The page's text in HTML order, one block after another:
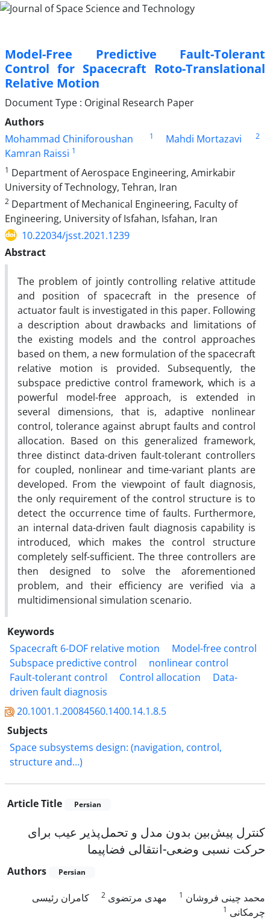
Model-Free Predictive Fault-Tolerant
Control for Spacecraft Roto-Translational
Relative Motion
Document Type : Original Research Paper
Authors
Mohammad Chiniforoushan
1 Mahdi Mortazavi 2
Kamran Raissi 1
1 Department of Aerospace Engineering, Amirkabir
University of Technology, Tehran, Iran
2 Department of Mechanical Engineering, Faculty of
Engineering, University of Isfahan, Isfahan, Iran
10.22034/jsst.2021.1239
Abstract
The problem of jointly controlling relative attitude
and position of spacecraft in the presence of
actuator fault is investigated in this paper. Following
a description about drawbacks and limitations of
the existing models and the control approaches
based on them, a new formulation of the spacecraft
relative motion is provided. Subsequently, the
subspace predictive control framework, which is a
powerful model-free approach, is extended in
several dimensions, that is, adaptive nonlinear
control, tolerance against abrupt faults and control
allocation. Based on this generalized framework,
three distinct data-driven fault-tolerant controllers
for coupled, nonlinear and time-variant plants are
developed. From the viewpoint of fault diagnosis,
the only requirement of the control structure is to
detect the occurrence time of faults. Furthermore,
an internal data-driven fault diagnosis capability is
introduced, which makes the control structure
completely self-sufficient. The three controllers are
then designed to solve the aforementioned
problem, and their efficiency are verified via a
multidimensional simulation scenario.
Keywords
Spacecraft 6-DOF relative motion
Model-free control
Subspace predictive control
nonlinear control
Fault-tolerant control
Control allocation
Data-
driven fault diagnosis
20.1001.1.20084560.1400.14.1.8.5
Subjects
Space subsystems design: (navigation, control,
structure and…)
Article Title Persian
کنترل پیش‌بین بدون مدل و تحمل‌پذیر عیب برای
حرکت نسبی وضعی-انتقالی فضاپیما
Authors Persian
محمد چینی فروشان 1 مهدی مرتضوی 2
کامران رئیسی
چرمکانی 1